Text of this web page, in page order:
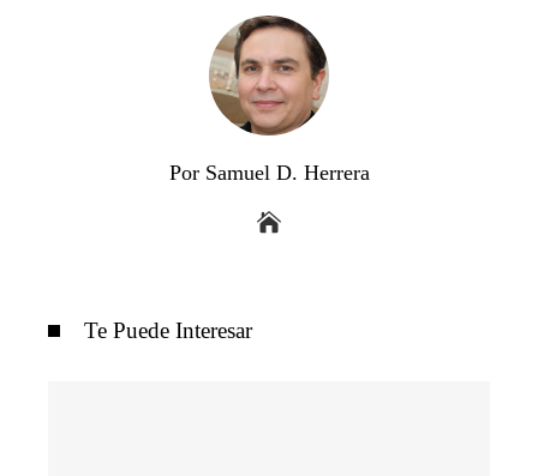
Por Samuel D. Herrera
Te Puede Interesar